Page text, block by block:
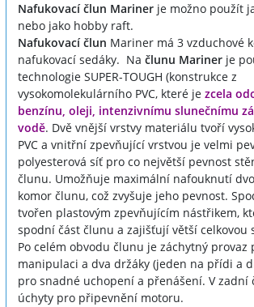
Nafukovací člun Mariner je možno použít
nebo jako hobby raft.
Nafukovací člun Mariner má 3 vzduchové
nafukovací sedáky. Na člunu Mariner je
technologie SUPER-TOUGH (konstrukce z
vysokomolekulárního PVC, které je zcela
benzínu, oleji, intenzivnímu slunečnímu
vodě. Dvě vnější vrstvy materiálu tvoří
PVC a vnitřní zpevňující vrstvou je velmi
polyesterová síť pro co největší pevnost
člunu. Umožňuje maximální nafouknutí
komor člunu, což zvyšuje jeho pevnost.
tvořen plastovým zpevňujícím nástřikem,
spodní část člunu a zajišťují větší celkovou
Po celém obvodu člunu je záchytný provaz
manipulaci a dva držáky (jeden na přídi a
pro snadné uchopení a přenášení. V zadní
úchyty pro připevnění motoru.